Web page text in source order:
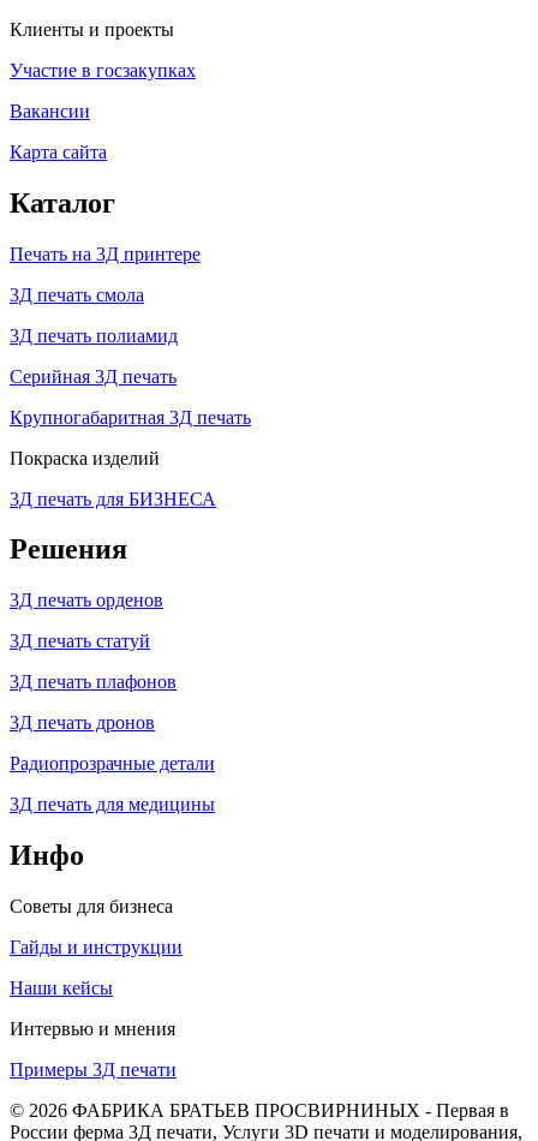
Клиенты и проекты
Участие в госзакупках
Вакансии
Карта сайта
Каталог
Печать на 3Д принтере
3Д печать смола
3Д печать полиамид
Серийная 3Д печать
Крупногабаритная 3Д печать
Покраска изделий
3Д печать для БИЗНЕСА
Решения
3Д печать орденов
3Д печать статуй
3Д печать плафонов
3Д печать дронов
Радиопрозрачные детали
3Д печать для медицины
Инфо
Советы для бизнеса
Гайды и инструкции
Наши кейсы
Интервью и мнения
Примеры 3Д печати
© 2026 ФАБРИКА БРАТЬЕВ ПРОСВИРНИНЫХ - Первая в
России ферма 3Д печати, Услуги 3D печати и моделирования,